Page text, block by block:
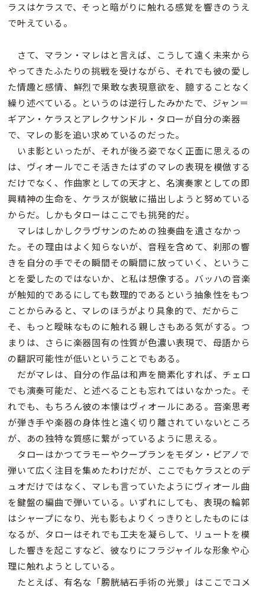
ラスはケラスで、そっと暗がりに触れる感覚を響きのうえ
で叶えている。
さて、マラン・マレはと言えば、こうして遠く未来から
やってきたふたりの挑戦を受けながら、それでも彼の愛し
た情趣と感情、鮮烈で果敢な表現意欲を、臆することなく
繰り述べている。というのは逆行したみかたで、ジャン＝
ギアン・ケラスとアレクサンドル・タローが自分の楽器
で、マレの影を追い求めているのだった。
いま影といったが、それが後ろ姿でなく正面に思えるの
は、ヴィオールでこそ活きたはずのマレの表現を模倣する
だけでなく、作曲家としての天才と、名演奏家としての即
興精神の生命を、ケラスが鋭敏に描出しようと努めている
からだ。しかもタローはここでも挑発的だ。
マレはしかしクラヴサンのための独奏曲を遺さなかっ
た。その理由はよく知らないが、音程を含めて、刹那の響
きを自分の手でその瞬間その瞬間に放っていく、というこ
とを愛したのではないか、と私は想像する。バッハの音楽
が触知的であるにしても数理的であるという抽象性をもつ
ことからみると、マレのほうがより具象的で、だからこ
そ、もっと曖昧なものに触れる親しさもある気がする。つ
まりは、さらに楽器固有の性質が色濃い表現で、母語から
の翻訳可能性が低いということでもある。
だがマレは、自分の作品は和声を簡素化すれば、チェロ
でも演奏可能だ、と述べることも忘れてはいなかった。そ
れでも、もちろん彼の本懐はヴィオールにある。音楽思考
が弾き手や楽器の身体性と遠く切り離されていないところ
が、あの独特な質感に繋がっているように思える。
タローはかつてラモーやクープランをモダン・ピアノで
弾いて広く注目を集めたわけだが、ここでもケラスとのデ
ュオだけではなく、マレも言っていたようにヴィオール曲
を鍵盤の編曲で弾いている。いずれにしても、表現の輪郭
はシャープになり、光も影もよりくっきりとしたものには
なるが、タローはそれでも工夫を凝らして、リュートを模
した響きを起こすなど、彼なりにフラジャイルな形象や心
理に触れようとしている。
たとえば、有名な「膀胱結石手術の光景」はここでコメ